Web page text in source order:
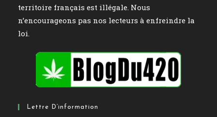
territoire français est illégale. Nous
n’encourageons pas nos lecteurs à enfreindre la
loi.
Lettre D’information